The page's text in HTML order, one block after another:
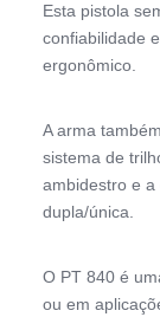
Esta pistola
confiabilidade
ergonômico.
A arma
sistema de
ambidestro e
dupla/única.
O PT 840 é
ou em